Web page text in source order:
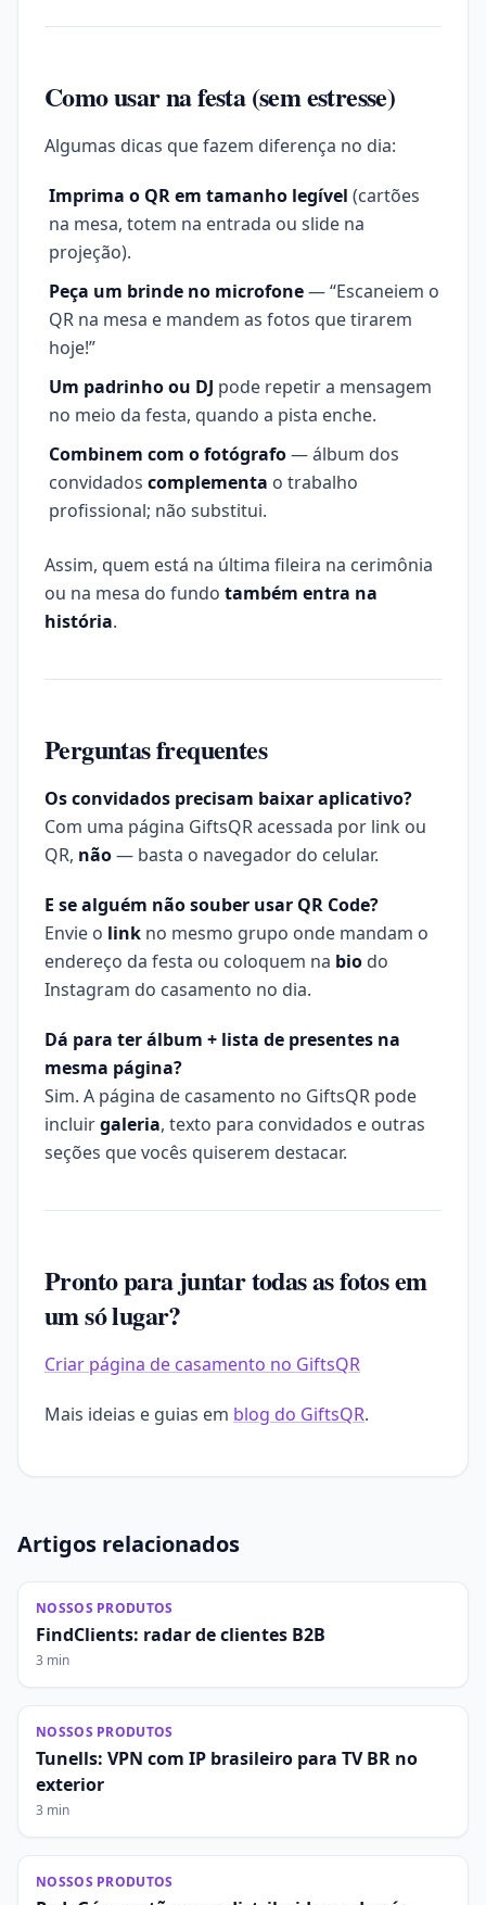
Como usar na festa (sem estresse)
Algumas dicas que fazem diferença no dia:
Imprima o QR em tamanho legível (cartões
na mesa, totem na entrada ou slide na
projeção).
Peça um brinde no microfone— “Escaneiem o
QR na mesa e mandem as fotos que tirarem
hoje!”
Um padrinho ou DJ pode repetir a mensagem
no meio da festa, quando a pista enche.
Combinem com o fotógrafo— álbum dos
convidados complementa o trabalho
profissional; não substitui.
Assim, quem está na última fileira na cerimônia
ou na mesa do fundo também entra na
história.
Perguntas frequentes
Os convidados precisam baixar aplicativo?
Com uma página GiftsQR acessada por link ou
QR, não— basta o navegador do celular.
E se alguém não souber usar QR Code?
Envie o link no mesmo grupo onde mandam o
endereço da festa ou coloquem na bio do
Instagram do casamento no dia.
Dá para ter álbum + lista de presentes na
mesma página?
Sim. A página de casamento no GiftsQR pode
incluirgaleria, texto para convidados e outras
seções que vocês quiserem destacar.
Pronto para juntar todas as fotos em
um só lugar?
Criar página de casamento no GiftsQR
Mais ideias e guias em blog do GiftsQR.
Artigos relacionados
NOSSOS PRODUTOS
FindClients: radar de clientes B2B
3 min
NOSSOS PRODUTOS
Tunells: VPN com IP brasileiro para TV BR no
exterior
3 min
NOSSOS PRODUTOS